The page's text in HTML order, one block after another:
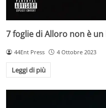
7 foglie di Alloro non è
44Ent Press 4 Ottobre 2023
Leggi di più